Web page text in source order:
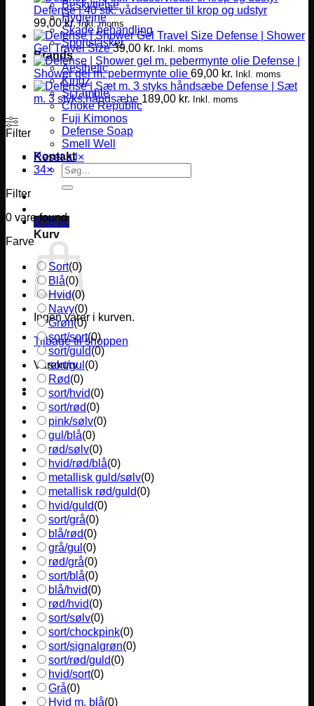
Beskyttelse
Hygiejne
Skade behandling
Sportstasker
Brands
Aesthetic
Kingz
Scramble
Choke Republic
Fuji Kimonos
Defense Soap
Smell Well
Kontakt
Søg
efter:
0,00 kr.
Kurv
Ingen varer i kurven.
Tilbage til shoppen
Varekurv
Defense | 40 stk. vådservietter til krop og udstyr
99,00kr. Inkl. moms
Defense | Shower
Gel Travel Size 39,00 kr. Inkl. moms
Defense |
Shower gel m. pebermynte olie 69,00 kr. Inkl. moms
Defense | Sæt
m. 3 styks håndsæbe 189,00 kr. Inkl. moms
Filter
Reset all ×
34×
Filter
0 vare found
Farve
Sort(0)
Blå(0)
Hvid(0)
Navy(0)
Grøn(0)
sort/sort(0)
sort/guld(0)
sort/gul (0)
Rød(0)
sort/hvid(0)
sort/rød(0)
pink/sølv(0)
gul/blå(0)
rød/sølv(0)
hvid/rød/blå(0)
metallisk guld/sølv(0)
metallisk rød/guld(0)
hvid/guld(0)
sort/grå(0)
blå/rød(0)
grå/gul (0)
rød/grå(0)
sort/blå(0)
blå/hvid(0)
rød/hvid(0)
sort/sølv(0)
sort/chockpink(0)
sort/signalgrøn(0)
sort/rød/guld(0)
hvid/sort(0)
Grå(0)
Hvid m. blå(0)